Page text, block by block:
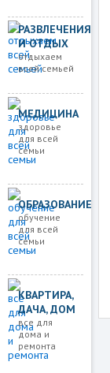
РАЗВЛЕЧЕНИЯ
И ОТДЫХ
отдыхаем
всей семьей
МЕДИЦИНА
здоровье
для всей
семьи
ОБРАЗОВАНИЕ
обучение
для всей
семьи
КВАРТИРА,
ДАЧА, ДОМ
все для
дома и
ремонта